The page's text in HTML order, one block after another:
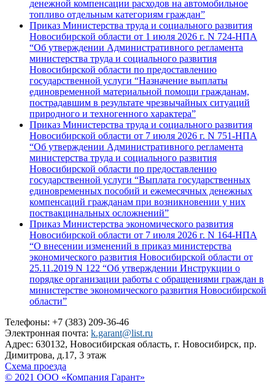
денежной компенсации расходов на автомобильное
топливо отдельным категориям граждан”
Приказ Министерства труда и социального развития
Новосибирской области от 1 июля 2026 г. N 724-НПА
“Об утверждении Административного регламента
министерства труда и социального развития
Новосибирской области по предоставлению
государственной услуги “Назначение выплаты
единовременной материальной помощи гражданам,
пострадавшим в результате чрезвычайных ситуаций
природного и техногенного характера”
Приказ Министерства труда и социального развития
Новосибирской области от 7 июля 2026 г. N 751-НПА
“Об утверждении Административного регламента
министерства труда и социального развития
Новосибирской области по предоставлению
государственной услуги “Выплата государственных
единовременных пособий и ежемесячных денежных
компенсаций гражданам при возникновении у них
поствакцинальных осложнений”
Приказ Министерства экономического развития
Новосибирской области от 7 июля 2026 г. N 164-НПА
“О внесении изменений в приказ министерства
экономического развития Новосибирской области от
25.11.2019 N 122 “Об утверждении Инструкции о
порядке организации работы с обращениями граждан в
министерстве экономического развития Новосибирской
области”
Телефоны: +7 (383) 209-36-46
Электронная почта: k.garant@list.ru
Адрес: 630132, Новосибирская область, г. Новосибирск, пр.
Димитрова, д.17, 3 этаж
Схема проезда
© 2021 ООО «Компания Гарант»